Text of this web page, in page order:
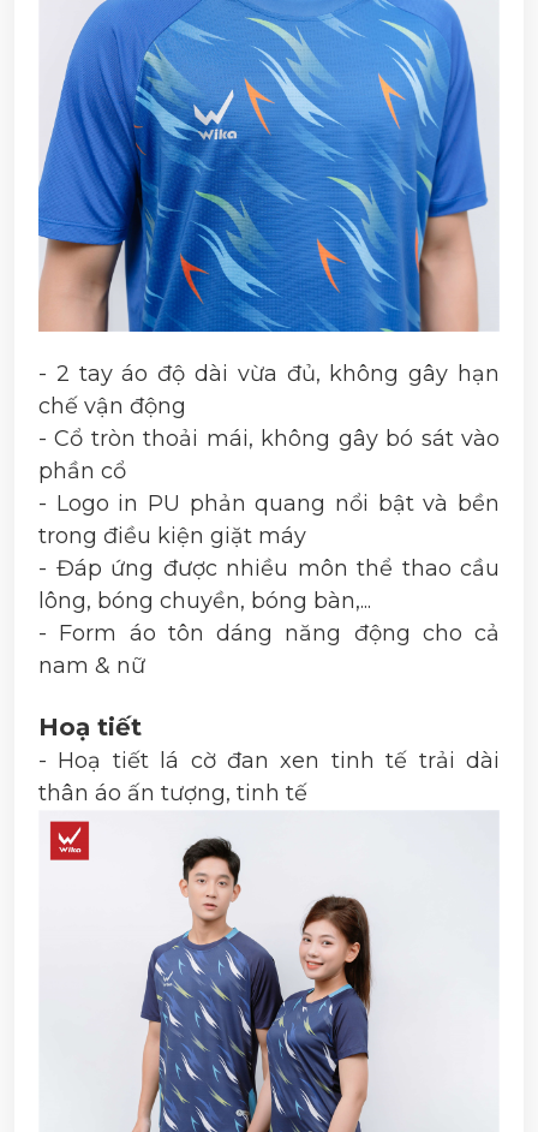
- 2 tay áo độ dài vừa đủ, không gây hạn
chế vận động
- Cổ tròn thoải mái, không gây bó sát vào
phần cổ
- Logo in PU phản quang nổi bật và bền
trong điều kiện giặt máy
- Đáp ứng được nhiều môn thể thao cầu
lông, bóng chuyền, bóng bàn,...
- Form áo tôn dáng năng động cho cả
nam & nữ
Hoạ tiết
- Hoạ tiết lá cờ đan xen tinh tế trải dài
thân áo ấn tượng, tinh tế